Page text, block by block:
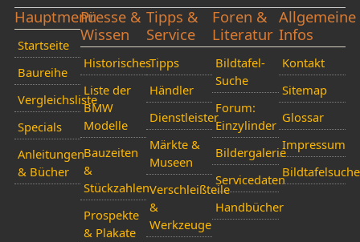
Hauptmenü
Startseite
Baureihe
Vergleichsliste
Specials
Anleitungen
& Bücher
Presse &
Wissen
Historisches
Liste der
BMW
Modelle
Bauzeiten
&
Stückzahlen
Prospekte
& Plakate
Tipps &
Service
Tipps
Händler
Dienstleister
Märkte &
Museen
Verschleißteile
&
Werkzeuge
Foren &
Literatur
Bildtafel-
Suche
Forum:
Einzylinder
Bildergalerie
Servicedaten
Handbücher
Allgemeine
Infos
Kontakt
Sitemap
Glossar
Impressum
Bildtafelsuche